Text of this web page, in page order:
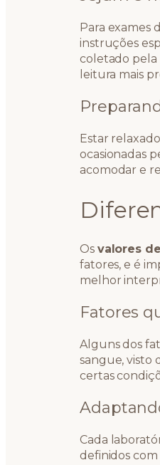
Para exames
instruções
coletado pela
leitura mais
Estar
ocasionadas
acomodar e
Os valores
fatores, e é
melhor
Fatores
Alguns dos
sangue, visto
certas
Cada
definidos